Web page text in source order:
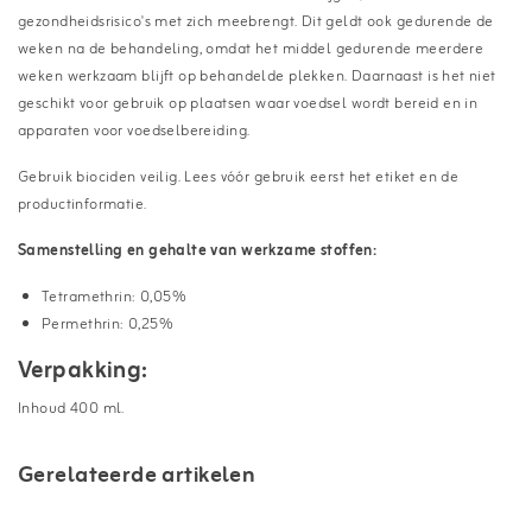
gezondheidsrisico's met zich meebrengt. Dit geldt ook gedurende de
weken na de behandeling, omdat het middel gedurende meerdere
weken werkzaam blijft op behandelde plekken. Daarnaast is het niet
geschikt voor gebruik op plaatsen waar voedsel wordt bereid en in
apparaten voor voedselbereiding.
Gebruik biociden veilig. Lees vóór gebruik eerst het etiket en de
productinformatie.
Samenstelling en gehalte van werkzame stoffen:
Tetramethrin: 0,05%
Permethrin: 0,25%
Verpakking:
Inhoud 400 ml.
Gerelateerde artikelen